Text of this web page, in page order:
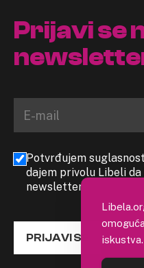
Prijavi se
Potvrđujem
dajem privolu Libeli
newslettera
PRIJAVI SE
iskustva.